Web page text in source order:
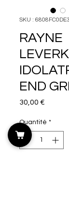
SKU :
RAYNE
END
30,00 €
Quantité *